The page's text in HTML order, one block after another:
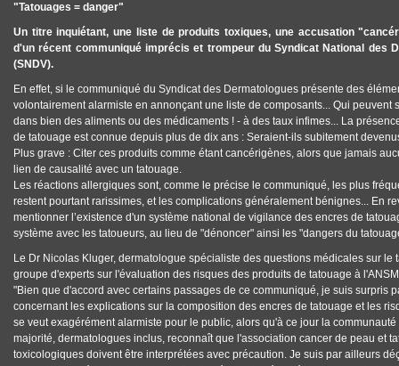
"Tatouages = danger"
Un titre inquiétant, une liste de produits toxiques, une accusation
d'un récent communiqué imprécis et trompeur du Syndicat National des
(SNDV).
En effet, si le communiqué du Syndicat des Dermatologues présente des
volontairement alarmiste en annonçant une liste de composants... Qui peuvent
dans bien des aliments ou des médicaments ! - à des taux infimes... La
de tatouage est connue depuis plus de dix ans : Seraient-ils subitement
Plus grave : Citer ces produits comme étant cancérigènes, alors que jamais
lien de causalité avec un tatouage.
Les réactions allergiques sont, comme le précise le communiqué, les plus
restent pourtant rarissimes, et les complications généralement bénignes... En
mentionner l’existence d'un système national de vigilance des encres de
système avec les tatoueurs, au lieu de "dénoncer" ainsi les "dangers du
Le Dr Nicolas Kluger, dermatologue spécialiste des questions médicales sur le
groupe d'experts sur l'évaluation des risques des produits de tatouage à
"Bien que d'accord avec certains passages de ce communiqué, je suis surpris
concernant les explications sur la composition des encres de tatouage et les
se veut exagérément alarmiste pour le public, alors qu'à ce jour la
majorité, dermatologues inclus, reconnaît que l'association cancer de peau et
toxicologiques doivent être interprétées avec précaution. Je suis par ailleurs